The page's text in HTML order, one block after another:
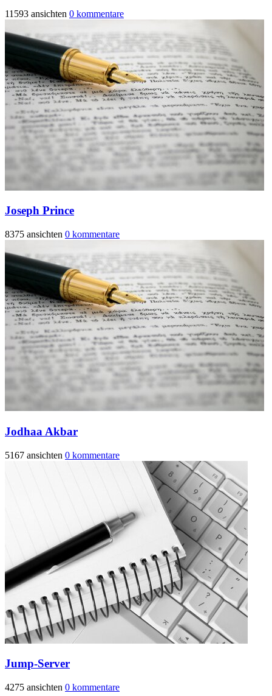
11593 ansichten 0 kommentare
Joseph Prince
8375 ansichten 0 kommentare
Jodhaa Akbar
5167 ansichten 0 kommentare
Jump-Server
4275 ansichten 0 kommentare